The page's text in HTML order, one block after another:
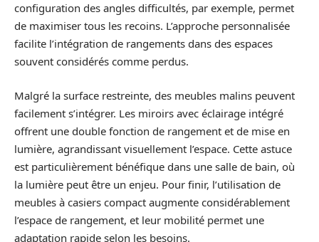
configuration des angles difficultés, par exemple, permet
de maximiser tous les recoins. L’approche personnalisée
facilite l’intégration de rangements dans des espaces
souvent considérés comme perdus.
Malgré la surface restreinte, des meubles malins peuvent
facilement s’intégrer. Les miroirs avec éclairage intégré
offrent une double fonction de rangement et de mise en
lumière, agrandissant visuellement l’espace. Cette astuce
est particulièrement bénéfique dans une salle de bain, où
la lumière peut être un enjeu. Pour finir, l’utilisation de
meubles à casiers compact augmente considérablement
l’espace de rangement, et leur mobilité permet une
adaptation rapide selon les besoins.